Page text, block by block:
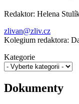
Redaktor: Helena
zlivan@zliv.cz
Kolegium redaktora:
Kategorie
Dokumenty